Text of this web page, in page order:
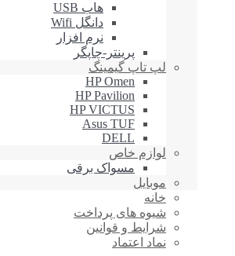
هاب USB
دانگل Wifi
نرم افزار
پرینتر-چاپگر
لپ تاپ گیمینگ
HP Omen
HP Pavilion
HP VICTUS
Asus TUF
DELL
لوازم خاص
مسواک برقی
موبایل
خانه
شیوه های پرداخت
شرایط و قوانین
نماد اعتماد